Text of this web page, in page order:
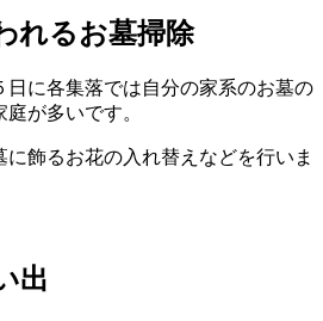
れるお墓掃除
日に各集落では自分の家系のお墓の
が多いです。
飾るお花の入れ替えなどを行いま
出